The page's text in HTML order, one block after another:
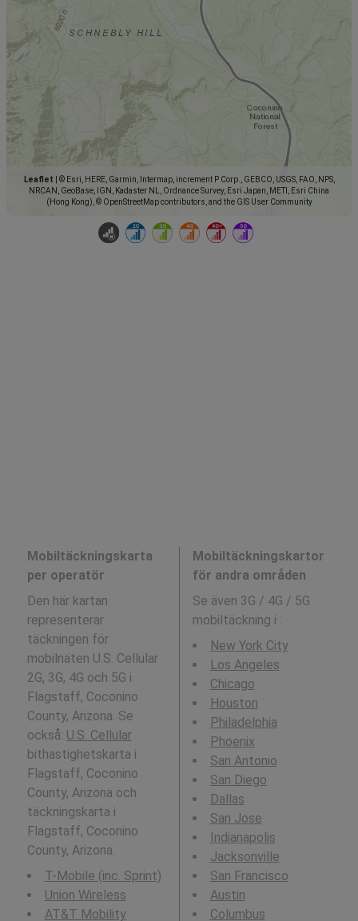
Leaflet
© Esri, HERE, Garmin, Intermap, increment P Corp., GEBCO, USGS, FAO, NPS,
NRCAN, GeoBase, IGN, Kadaster NL, Ordnance Survey, Esri Japan, METI, Esri China
(Hong Kong), © OpenStreetMap contributors, and the GIS User Community
Mobiltäckningskarta
per operatör
Den här kartan
representerar
täckningen för
mobilnäten U.S. Cellular
2G, 3G, 4G och 5G i
Flagstaff, Coconino
County, Arizona. Se
också: U.S. Cellular
bithastighetskarta i
Flagstaff, Coconino
County, Arizona och
täckningskarta i
Flagstaff, Coconino
County, Arizona.
T-Mobile (inc. Sprint)
Union Wireless
AT&T Mobility
Mobiltäckningskartor
för andra områden
Se även 3G / 4G / 5G
mobiltäckning i :
New York City
Los Angeles
Chicago
Houston
Philadelphia
Phoenix
San Antonio
San Diego
Dallas
San Jose
Indianapolis
Jacksonville
San Francisco
Austin
Columbus